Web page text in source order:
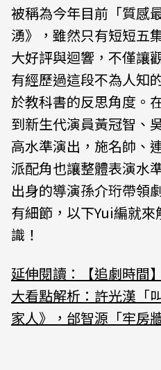
被稱為今年目前「質感
湧》，雖然只有短短五
大好評與迴響，不僅讓
有經歷過這段不為人知
於教科書的反思角度。
到新生代演員黃冠智、
高水準演出，施名帥、
派配角也讓整體表演水
出身的導演孫介珩帶領
有細節，以下Yui編就
識！
延伸閱讀：【追劇時間
大看點解析：許光漢「
家人》，邰智源「牢房